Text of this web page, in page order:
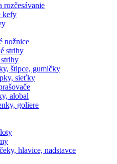
rozčesávanie
kefy
nožnice
strihy
štipce, gumičky
sieťky
alobal
goliere
hlavice, nadstavce